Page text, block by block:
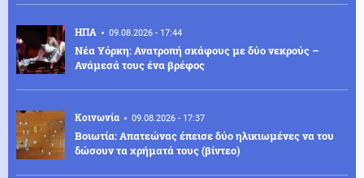
ΗΠΑ 09.08.2026 - 17:44
Νέα Υόρκη: Ανατροπή σκάφους με δύο νεκρούς –
Ανάμεσά τους ένα βρέφος
Κοινωνία 09.08.2026 - 17:37
Βοιωτία: Απατεώνας έπεισε δύο ηλικιωμένες να του
δώσουν τα χρήματά τους (βίντεο)